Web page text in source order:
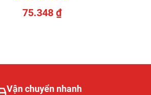
75.348 ₫
Vận chuyển nhanh